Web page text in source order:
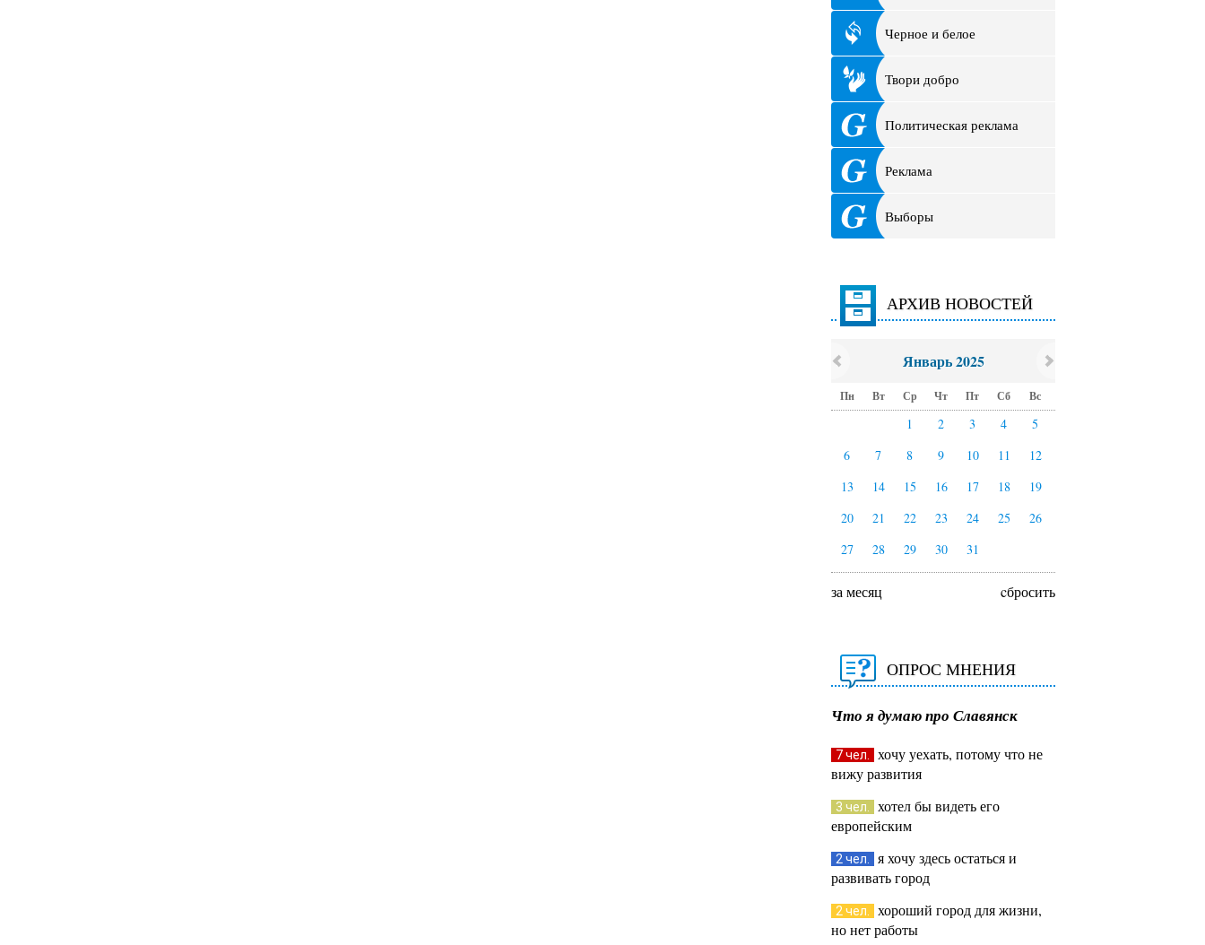
Черное и белое
Твори добро
Политическая реклама
Реклама
Выборы
АРХИВ НОВОСТЕЙ
Январь 2025
Пн Вт Ср Чт Пт Сб Вс
1 2 3 4
5
6
7 8 9 10 11
12
13
14 15 16 17 18
19
20
21 22 23 24 25
26
27
28 29 30 31
за месяц cбросить
ОПРОС МНЕНИЯ
Что я думаю про Славянск
7 чел.
хочу уехать, потому что не
вижу развития
3 чел.
хотел бы видеть его
европейским
2 чел.
я хочу здесь остаться и
развивать город
2 чел.
хороший город для жизни,
но нет работы